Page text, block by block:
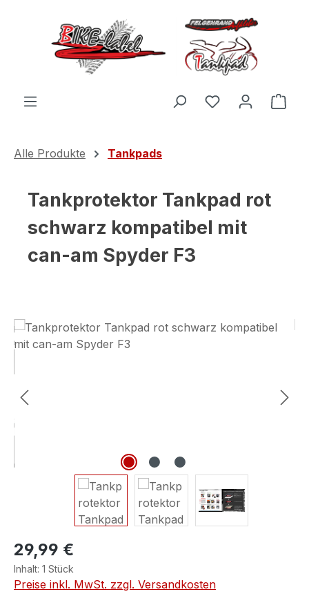
Zum Hauptinhalt springen
Du hast 0
Alle Produkte Tankpads
Tankprotektor Tankpad rot
schwarz kompatibel mit
can-am Spyder F3
Bildergalerie überspringen
29,99 €
Inhalt: 1 Stück
Preise inkl. MwSt. zzgl. Versandkosten